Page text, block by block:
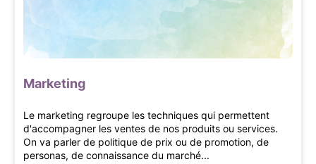
Marketing
Le marketing regroupe les techniques qui permettent
d'accompagner les ventes de nos produits ou services.
On va parler de politique de prix ou de promotion, de
personas, de connaissance du marché...